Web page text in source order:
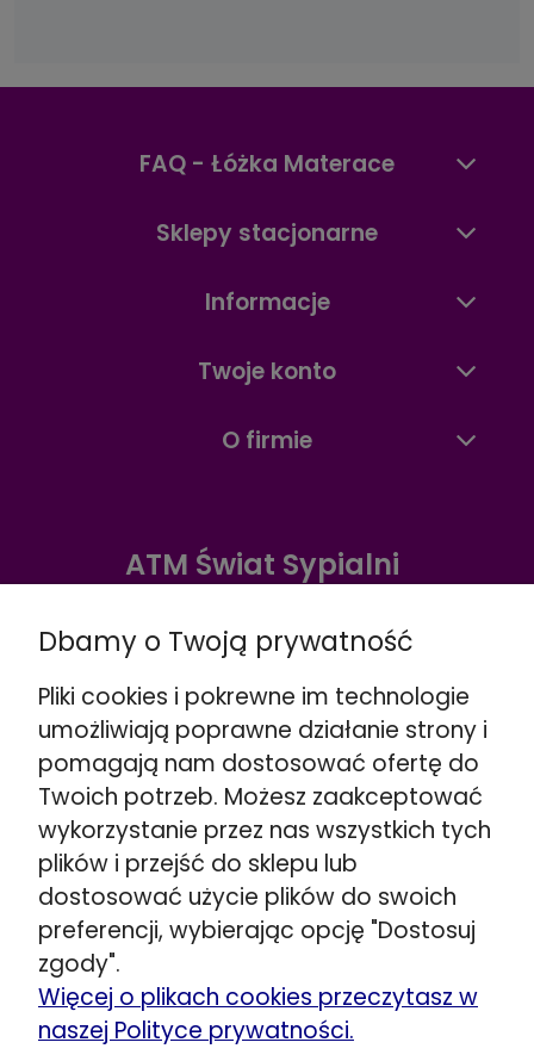
FAQ - Łóżka Materace
Sklepy stacjonarne
Informacje
Twoje konto
O firmie
ATM Świat Sypialni
☎️+48 888 732 669
Warszawa ul. Puławska 280
☎️
+48 662 901 048
Wskazówki dojazdu >>
Stojadła ul. Warszawska 79
obok Mińsk Mazowiecki
☎️+48 692 098 851
Wskazówki dojazdu >>
Kozerki ul. Generała G. Orlicz-Dreszera 29a
obok Grodzisk Mazowiecki
☎️+48 534 446 858
Wskazówki dojazdu >>
Dbamy o Twoją prywatność
Pliki cookies i pokrewne im technologie
umożliwiają poprawne działanie strony i
pomagają nam dostosować ofertę do
Twoich potrzeb. Możesz zaakceptować
wykorzystanie przez nas wszystkich tych
plików i przejść do sklepu lub
dostosować użycie plików do swoich
preferencji, wybierając opcję "Dostosuj
zgody".
Więcej o plikach cookies przeczytasz w
naszej Polityce prywatności.